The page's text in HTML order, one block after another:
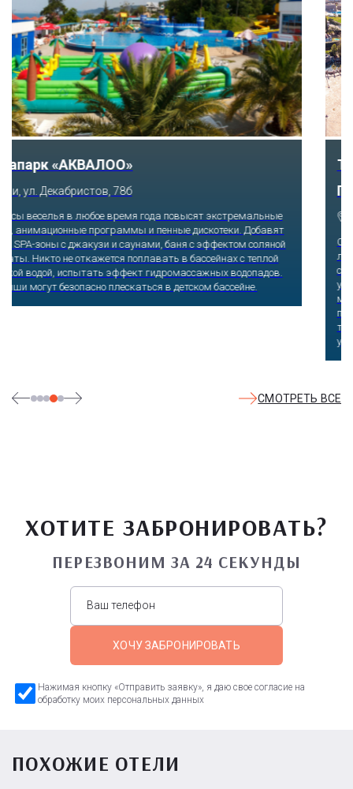
Тематический парк развлечений «Сочи
Парк»
Сочи, Олимпийский проспект, 21
Оказавшись здесь, словно попадаешь в сказку: встречаешь
любимых героев русского фольклора, получаешь возможность
сколько душе угодно кататься на аттракционах европейского
уровня. Гости участвуют в увлекательных квестах и творческих
СМОТРЕТЬ ВСЕ
ХОТИТЕ ЗАБРОНИРОВАТЬ?
ПЕРЕЗВОНИМ ЗА 24 СЕКУНДЫ
ХОЧУ ЗАБРОНИРОВАТЬ
Нажимая кнопку «Отправить заявку», я даю свое согласие на
обработку моих персональных данных
ПОХОЖИЕ ОТЕЛИ